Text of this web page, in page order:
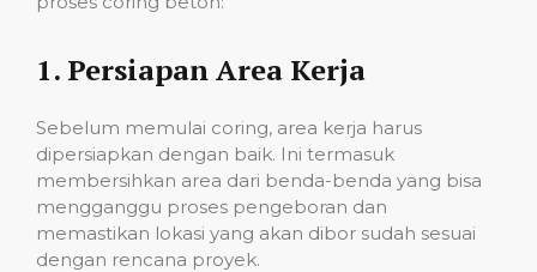
1. Persiapan Area Kerja
Sebelum memulai coring, area kerja harus
dipersiapkan dengan baik. Ini termasuk
membersihkan area dari benda-benda yang bisa
mengganggu proses pengeboran dan
memastikan lokasi yang akan dibor sudah sesuai
dengan rencana proyek.